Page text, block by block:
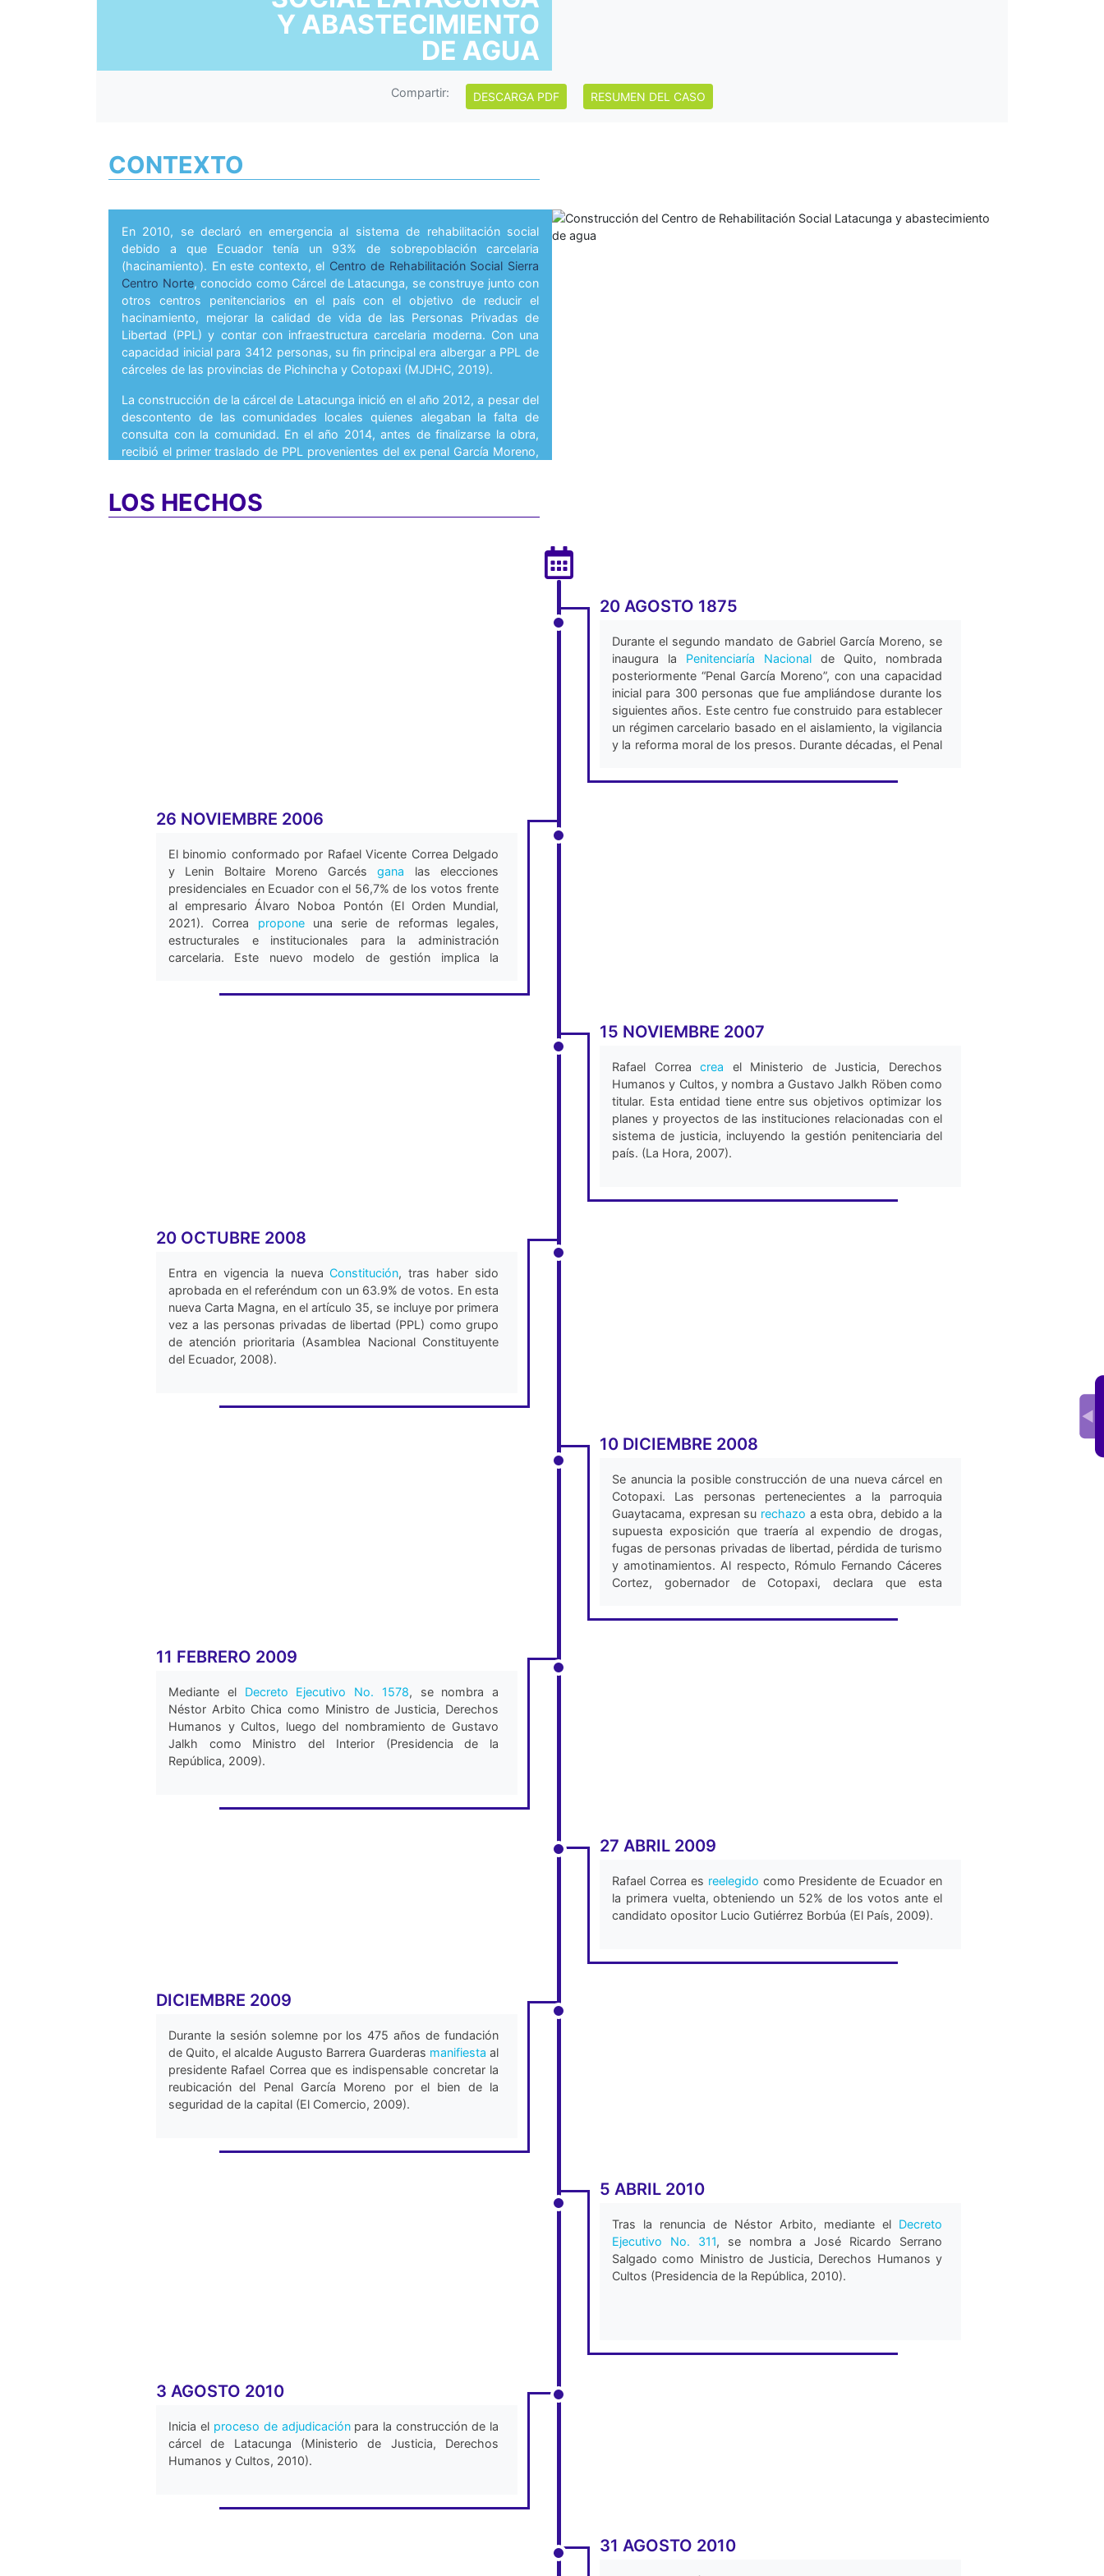
Y ABASTECIMIENTO
DE AGUA
Compartir: DESCARGA PDF RESUMEN DEL CASO
CONTEXTO
En 2010, se declaró en emergencia al sistema de rehabilitación social
debido a que Ecuador tenía un 93% de sobrepoblación carcelaria
(hacinamiento). En este contexto, el Centro de Rehabilitación Social Sierra
Centro Norte, conocido como Cárcel de Latacunga, se construye junto con
otros centros penitenciarios en el país con el objetivo de reducir el
hacinamiento, mejorar la calidad de vida de las Personas Privadas de
Libertad (PPL) y contar con infraestructura carcelaria moderna. Con una
capacidad inicial para 3412 personas, su fin principal era albergar a PPL de
cárceles de las provincias de Pichincha y Cotopaxi (MJDHC, 2019).
La construcción de la cárcel de Latacunga inició en el año 2012, a pesar del
descontento de las comunidades locales quienes alegaban la falta de
consulta con la comunidad. En el año 2014, antes de finalizarse la obra,
recibió el primer traslado de PPL provenientes del ex penal García Moreno,
descubrió que el agua era estrictamente racionada y no apta para el
consumo humano, aspecto que ocasionó varias deficiencias higiénicas y
LOS HECHOS
20 AGOSTO 1875
Durante el segundo mandato de Gabriel García Moreno, se
inaugura la Penitenciaría Nacional de Quito, nombrada
posteriormente “Penal García Moreno”, con una capacidad
inicial para 300 personas que fue ampliándose durante los
siguientes años. Este centro fue construido para establecer
un régimen carcelario basado en el aislamiento, la vigilancia
y la reforma moral de los presos. Durante décadas, el Penal
toda Sudamérica (Alexander L., 1985).
26 NOVIEMBRE 2006
El binomio conformado por Rafael Vicente Correa Delgado
y Lenin Boltaire Moreno Garcésgana las elecciones
presidenciales en Ecuador con el 56,7% de los votos frente
al empresario Álvaro Noboa Pontón (El Orden Mundial,
2021). Correa proponeuna serie de reformas legales,
estructurales e institucionales para la administración
carcelaria. Este nuevo modelo de gestión implica la
personal, compra de equipamiento de seguridad,
15 NOVIEMBRE 2007
Rafael Correacrea el Ministerio de Justicia, Derechos
Humanos y Cultos, y nombra a Gustavo Jalkh Röben como
titular. Esta entidad tiene entre sus objetivos optimizar los
planes y proyectos de las instituciones relacionadas con el
sistema de justicia, incluyendo la gestión penitenciaria del
país. (La Hora, 2007).
20 OCTUBRE 2008
Entra en vigencia la nuevaConstitución, tras haber sido
aprobada en el referéndum con un 63.9% de votos. En esta
nueva Carta Magna, en el artículo 35, se incluye por primera
vez a las personas privadas de libertad (PPL) como grupo
de atención prioritaria (Asamblea Nacional Constituyente
del Ecuador, 2008).
10 DICIEMBRE 2008
Se anuncia la posible construcción de una nueva cárcel en
Cotopaxi. Las personas pertenecientes a la parroquia
Guaytacama, expresan su rechazo a esta obra, debido a la
supuesta exposición que traería al expendio de drogas,
fugas de personas privadas de libertad, pérdida de turismo
y amotinamientos. Al respecto, Rómulo Fernando Cáceres
Cortez, gobernador de Cotopaxi, declara que esta
de fundamento técnico, por lo que no se dará marcha atrás
11 FEBRERO 2009
Mediante el Decreto Ejecutivo No. 1578, se nombra a
Néstor Arbito Chica como Ministro de Justicia, Derechos
Humanos y Cultos, luego del nombramiento de Gustavo
Jalkh como Ministro del Interior (Presidencia de la
República, 2009).
27 ABRIL 2009
Rafael Correa es reelegido como Presidente de Ecuador en
la primera vuelta, obteniendo un 52% de los votos ante el
candidato opositor Lucio Gutiérrez Borbúa (El País, 2009).
DICIEMBRE 2009
Durante la sesión solemne por los 475 años de fundación
de Quito, el alcalde Augusto Barrera Guarderas manifiesta al
presidente Rafael Correa que es indispensable concretar la
reubicación del Penal García Moreno por el bien de la
seguridad de la capital (El Comercio, 2009).
5 ABRIL 2010
Tras la renuncia de Néstor Arbito, mediante el Decreto
Ejecutivo No. 311, se nombra a José Ricardo Serrano
Salgado como Ministro de Justicia, Derechos Humanos y
Cultos (Presidencia de la República, 2010).
3 AGOSTO 2010
Inicia el proceso de adjudicaciónpara la construcción de la
cárcel de Latacunga (Ministerio de Justicia, Derechos
Humanos y Cultos, 2010).
31 AGOSTO 2010